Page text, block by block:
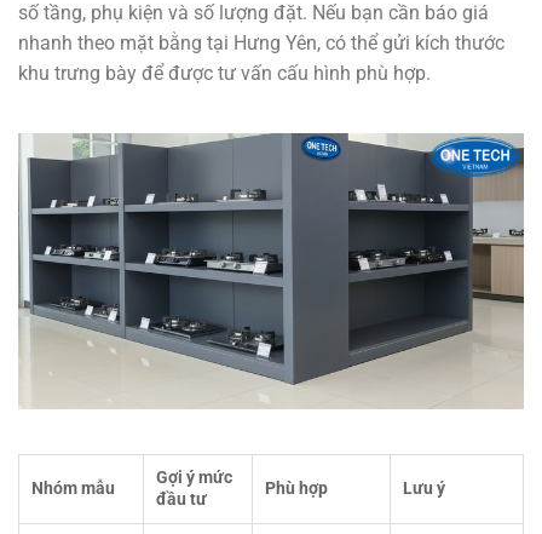
số tầng, phụ kiện và số lượng đặt. Nếu bạn cần báo giá
nhanh theo mặt bằng tại Hưng Yên, có thể gửi kích thước
khu trưng bày để được tư vấn cấu hình phù hợp.
Nhóm mẫu
Gợi ý mức
đầu tư
Phù hợp Lưu ý